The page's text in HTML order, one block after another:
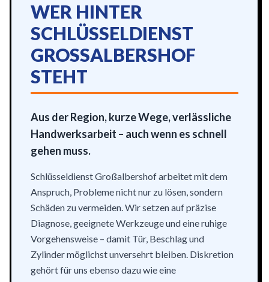
WER HINTER
SCHLÜSSELDIENST
GROSSALBERSHOF S
TEHT
Aus der Region, kurze Wege, verlässliche
Handwerksarbeit – auch wenn es schnell
gehen muss.
Schlüsseldienst Großalbershof arbeitet mit dem
Anspruch, Probleme nicht nur zu lösen, sondern
Schäden zu vermeiden. Wir setzen auf präzise
Diagnose, geeignete Werkzeuge und eine ruhige
Vorgehensweise – damit Tür, Beschlag und
Zylinder möglichst unversehrt bleiben. Diskretion
gehört für uns ebenso dazu wie eine